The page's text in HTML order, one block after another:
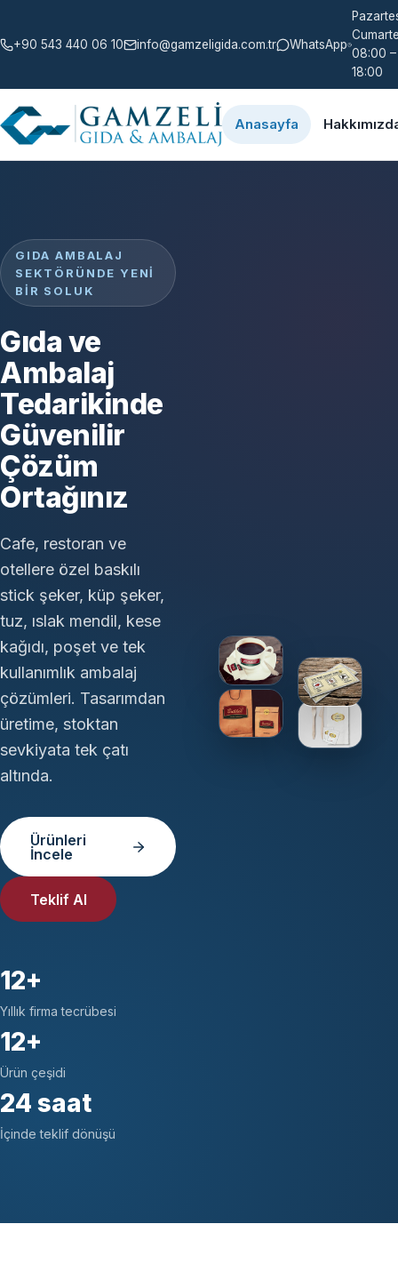
+90 543 440 06 10 info@gamzeligida.com.tr WhatsApp
08:00 –
18:00
Anasayfa
GIDA AMBALAJ
SEKTÖRÜNDE YENI
BIR SOLUK
Gıda ve
Ambalaj
Tedarikinde
Güvenilir
Çözüm
Ortağınız
Cafe, restoran ve
otellere özel baskılı
stick şeker, küp şeker,
tuz, ıslak mendil, kese
kağıdı, poşet ve tek
kullanımlık ambalaj
çözümleri. Tasarımdan
üretime, stoktan
sevkiyata tek çatı
altında.
Ürünleri
İncele
Teklif Al
12+
Yıllık firma tecrübesi
12+
Ürün çeşidi
24 saat
İçinde teklif dönüşü